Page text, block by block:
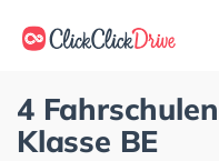
4
Klasse BE